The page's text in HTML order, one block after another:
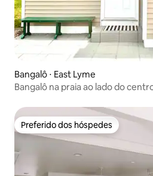
Bangalô ⋅ East Lyme
Bangalô na praia ao lado do
Preferido dos hóspedes
Preferido dos hóspedes